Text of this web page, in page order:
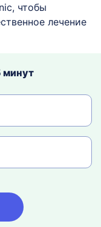
чтобы
лечение
минут